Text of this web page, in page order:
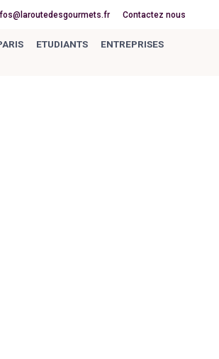
Contactez nous
ETUDIANTS
ENTREPRISES